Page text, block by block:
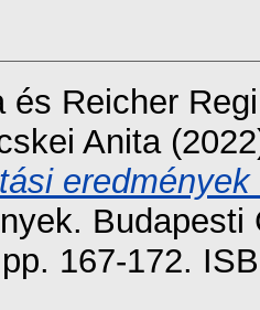
és Reicher
Anita
167-172.